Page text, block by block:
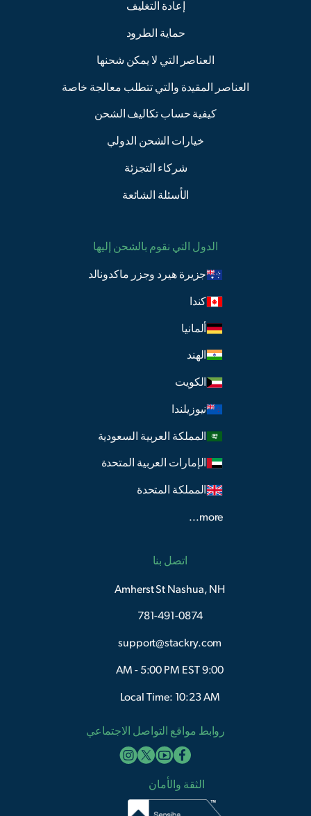
إعادة التغليف
حماية الطرود
العناصر التي لا يمكن شحنها
العناصر المقيدة والتي تتطلب معالجة خاصة
كيفية حساب تكاليف الشحن
خيارات الشحن الدولي
شركاء التجزئة
الأسئلة الشائعة
الدول التي نقوم بالشحن إليها
جزيرة هيرد وجزر ماكدونالد
كندا
ألمانيا
الهند
الكويت
نيوزيلندا
المملكة العربية السعودية
الإمارات العربية المتحدة
المملكة المتحدة
more...
اتصل بنا
Amherst St Nashua, NH
781-491-0874
support@stackry.com
9:00 AM - 5:00 PM EST
Local Time: 10:23 AM
روابط مواقع التواصل الاجتماعي
الثقة والأمان